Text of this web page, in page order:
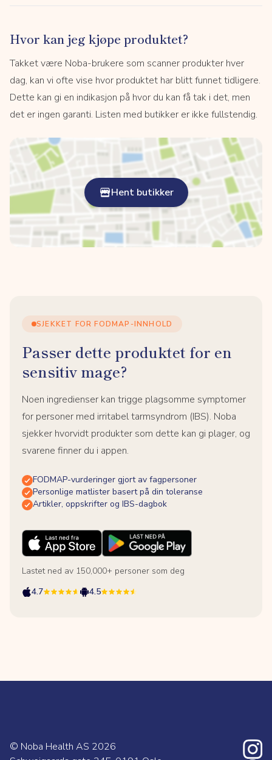
Hvor kan jeg kjøpe produktet?
Takket være Noba-brukere som scanner produkter hver
dag, kan vi ofte vise hvor produktet har blitt funnet tidligere.
Dette kan gi en indikasjon på hvor du kan få tak i det, men
det er ingen garanti. Listen med butikker er ikke fullstendig.
Hent butikker
SJEKKET FOR FODMAP-INNHOLD
Passer dette produktet for en
sensitiv mage?
Noen ingredienser kan trigge plagsomme symptomer
for personer med irritabel tarmsyndrom (IBS). Noba
sjekker hvorvidt produkter som dette kan gi plager, og
svarene finner du i appen.
FODMAP-vurderinger gjort av fagpersoner
Personlige matlister basert på din toleranse
Artikler, oppskrifter og IBS-dagbok
Lastet ned av 150,000+ personer som deg
4.7
4.5
© Noba Health AS 2026